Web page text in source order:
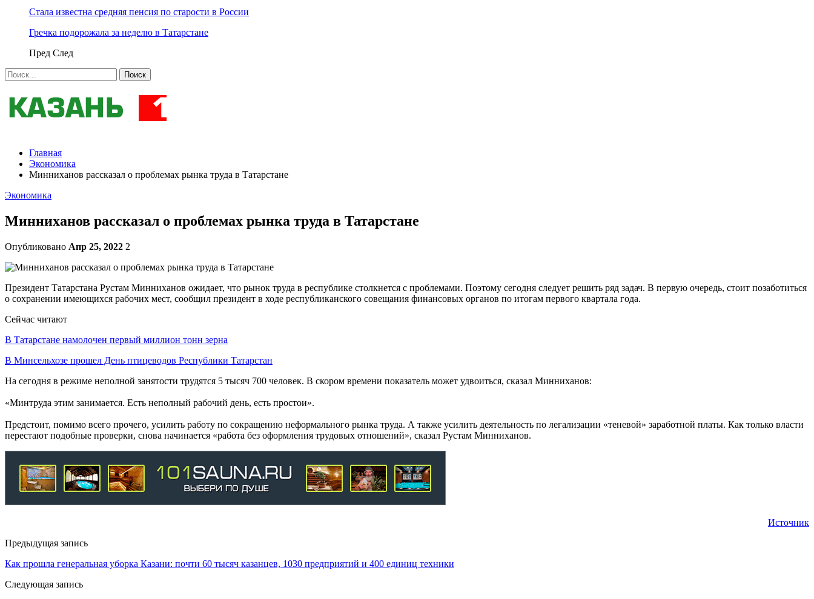
Стала известна средняя пенсия по старости в России
Гречка подорожала за неделю в Татарстане
Пред След
Главная
Экономика
Минниханов рассказал о проблемах рынка труда в Татарстане
Экономика
Минниханов рассказал о проблемах рынка труда в Татарстане
Опубликовано Апр 25, 2022 2
Президент Татарстана Рустам Минниханов ожидает, что рынок труда в республике столкнется с проблемами. Поэтому сегодня следует решить ряд задач. В первую очередь, стоит позаботиться
о сохранении имеющихся рабочих мест, сообщил президент в ходе республиканского совещания финансовых органов по итогам первого квартала года.
Сейчас читают
В Татарстане намолочен первый миллион тонн зерна
В Минсельхозе прошел День птицеводов Республики Татарстан
На сегодня в режиме неполной занятости трудятся 5 тысяч 700 человек. В скором времени показатель может удвоиться, сказал Минниханов:
«Минтруда этим занимается. Есть неполный рабочий день, есть простои».
Предстоит, помимо всего прочего, усилить работу по сокращению неформального рынка труда. А также усилить деятельность по легализации «теневой» заработной платы. Как только власти
перестают подобные проверки, снова начинается «работа без оформления трудовых отношений», сказал Рустам Минниханов.
Источник
Предыдущая запись
Как прошла генеральная уборка Казани: почти 60 тысяч казанцев, 1030 предприятий и 400 единиц техники
Следующая запись